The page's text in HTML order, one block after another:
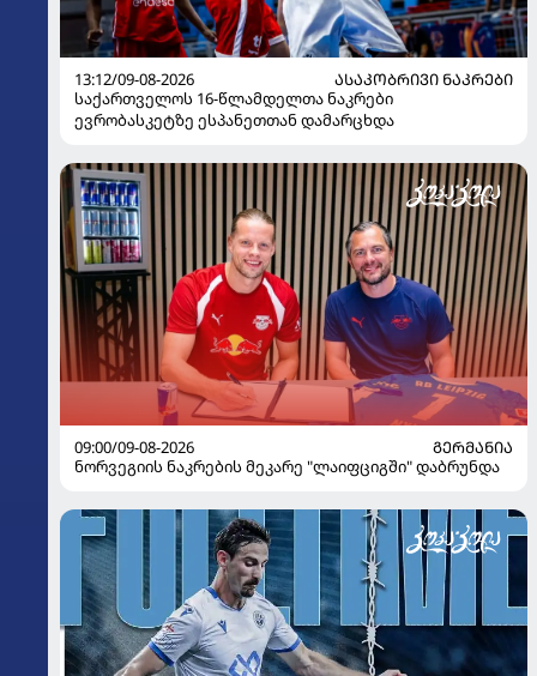
13:12/09-08-2026
ᲐᲡᲐᲙᲝᲑᲠᲘᲕᲘ ᲜᲐᲙᲠᲔᲑᲘ
საქართველოს 16-წლამდელთა ნაკრები
ევრობასკეტზე ესპანეთთან დამარცხდა
09:00/09-08-2026
ᲒᲔᲠᲛᲐᲜᲘᲐ
ნორვეგიის ნაკრების მეკარე "ლაიფციგში" დაბრუნდა